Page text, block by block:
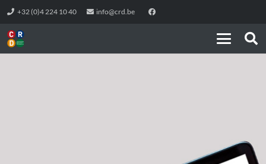
+32 (0)4 224 10 40 info@crd.be